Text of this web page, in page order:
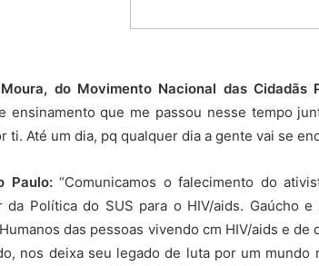
do Movimento Nacional das Cidadãs
ensinamento que me passou nesse tempo
ti. Até um dia, pq qualquer dia a gente vai se
Paulo:“Comunicamos o falecimento do
da Política do SUS para o HIV/aids. Gaúcho
das pessoas vivendo cm HIV/aids e
nos deixa seu legado de luta por um mundo